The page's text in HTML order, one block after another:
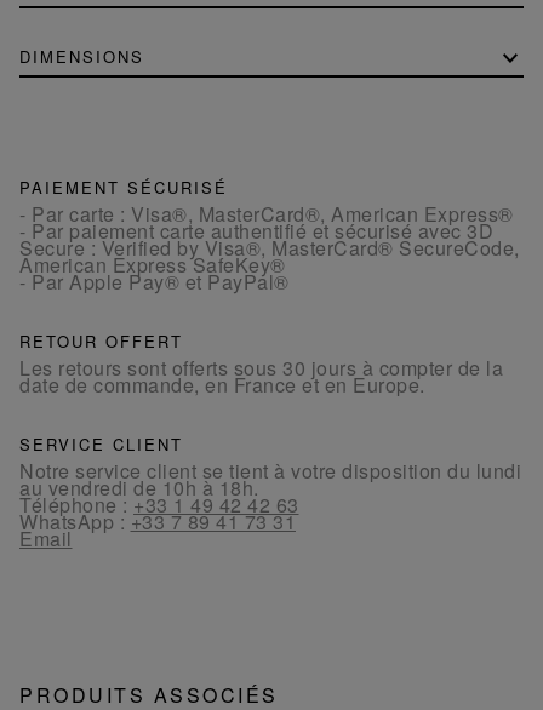
DIMENSIONS
PAIEMENT SÉCURISÉ
- Par carte : Visa®, MasterCard®, American Express®
- Par paiement carte authentifié et sécurisé avec 3D
Secure : Verified by Visa®, MasterCard® SecureCode,
American Express SafeKey®
- Par Apple Pay® et PayPal®
RETOUR OFFERT
Les retours sont offerts sous 30 jours à compter de la
date de commande, en France et en Europe.
SERVICE CLIENT
Notre service client se tient à votre disposition du lundi
au vendredi de 10h à 18h.
Téléphone : +33 1 49 42 42 63
WhatsApp : +33 7 89 41 73 31
Email
PRODUITS ASSOCIÉS